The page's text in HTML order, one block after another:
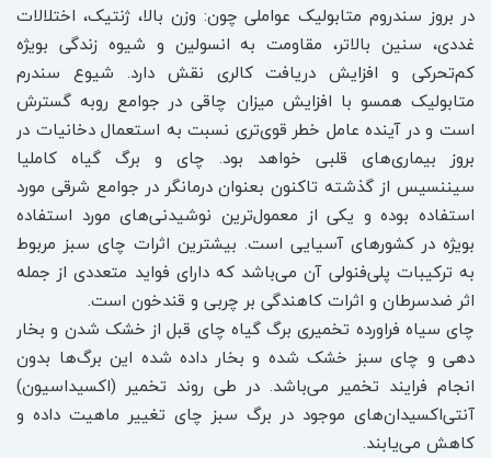
در بروز سندروم متابولیک عواملی چون: وزن بالا، ژنتیک، اختلالات
غددی، سنین بالاتر، مقاومت به انسولین و شیوه زندگی بویژه
کم‌تحرکی و افزایش دریافت کالری نقش دارد. شیوع سندرم
متابولیک همسو با افزایش میزان چاقی در جوامع روبه گسترش
است و در آینده عامل خطر قوی‌تری نسبت به استعمال دخانیات در
بروز بیماری‌های قلبی خواهد بود. چای و برگ گیاه کاملیا
سیننسیس از گذشته تاکنون بعنوان درمانگر در جوامع شرقی مورد
استفاده بوده و یکی از معمول‌ترین نوشیدنی‌های مورد استفاده
بویژه در کشور‌های آسیایی است. بیشترین اثرات چای سبز مربوط
به ترکیبات پلی‌فنولی آن می‌باشد که دارای فواید متعددی از جمله
اثر ضدسرطان و اثرات کاهندگی بر چربی و قندخون است.
چای سیاه فراورده تخمیری برگ گیاه چای قبل از خشک شدن و بخار
دهی و چای سبز خشک شده و بخار داده شده ‌‌این برگ‌ها بدون
انجام فرایند تخمیر می‌باشد. در طی روند تخمیر (اکسیداسیون)
آنتی‌اکسیدان‌های موجود در برگ سبز چای تغییر ماهیت داده و
کاهش می‌یابند.